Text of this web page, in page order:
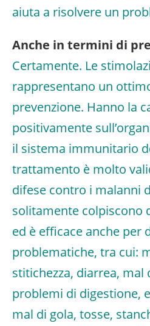
aiuta a risolvere un
Anche in termini di
Certamente. Le
rappresentano un
prevenzione. Hanno la
positivamente
il sistema immunitario
trattamento è molto
difese contro i malanni
solitamente colpiscono
ed è efficace anche per
problematiche, tra cui:
stitichezza, diarrea, mal
problemi di digestione,
mal di gola, tosse,